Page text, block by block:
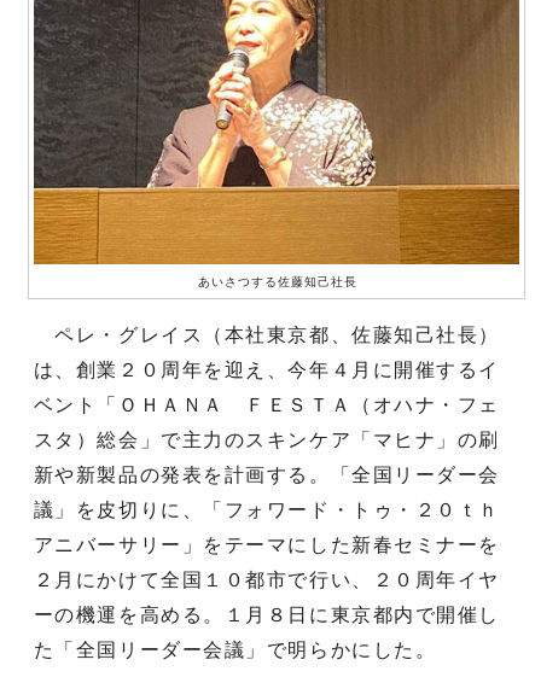
あいさつする佐藤知己社長
ペレ・グレイス（本社東京都、佐藤知己社長）
は、創業２０周年を迎え、今年４月に開催するイ
ベント「ＯＨＡＮＡ ＦＥＳＴＡ（オハナ・フェ
スタ）総会」で主力のスキンケア「マヒナ」の刷
新や新製品の発表を計画する。「全国リーダー会
議」を皮切りに、「フォワード・トゥ・２０ｔｈ
アニバーサリー」をテーマにした新春セミナーを
２月にかけて全国１０都市で行い、２０周年イヤ
ーの機運を高める。１月８日に東京都内で開催し
た「全国リーダー会議」で明らかにした。